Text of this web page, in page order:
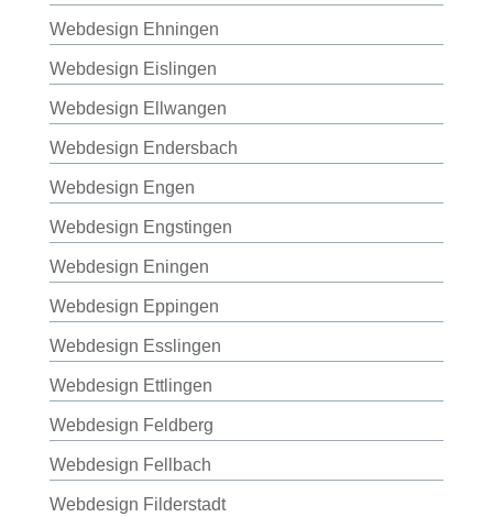
Webdesign Ehningen
Webdesign Eislingen
Webdesign Ellwangen
Webdesign Endersbach
Webdesign Engen
Webdesign Engstingen
Webdesign Eningen
Webdesign Eppingen
Webdesign Esslingen
Webdesign Ettlingen
Webdesign Feldberg
Webdesign Fellbach
Webdesign Filderstadt